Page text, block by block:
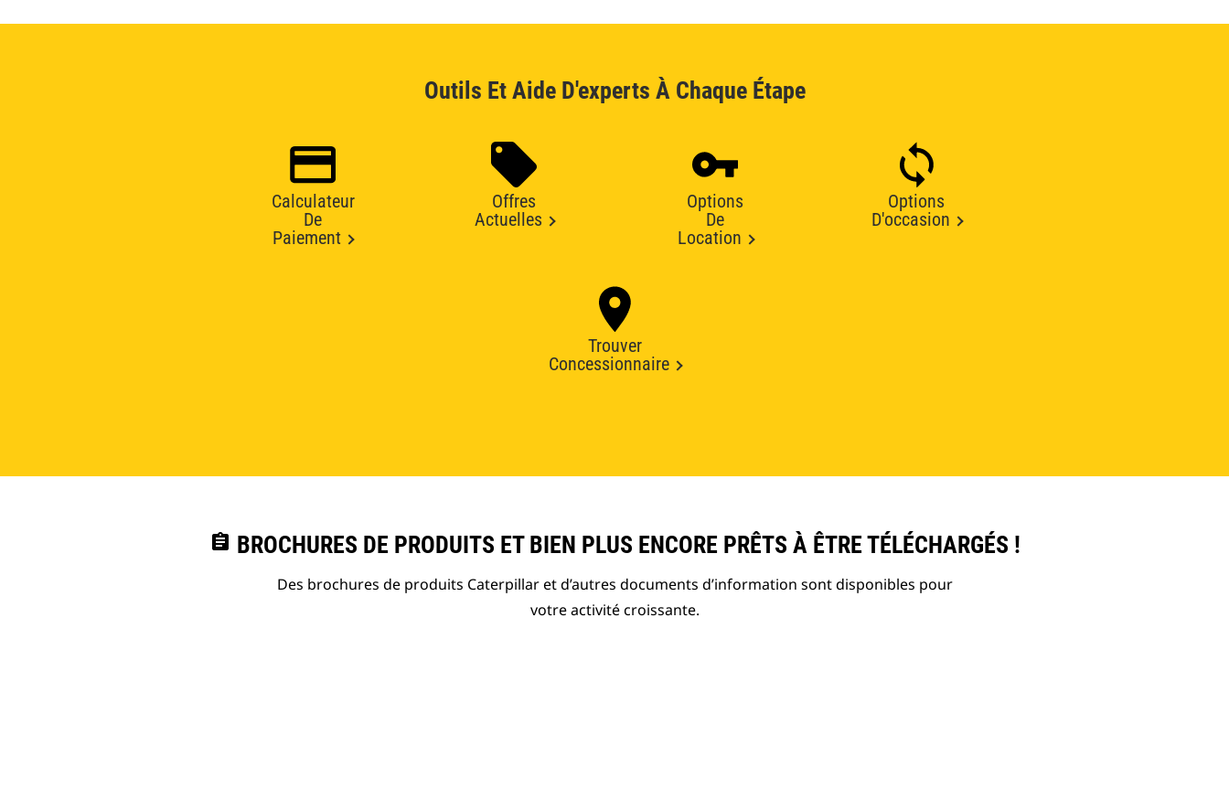
Outils Et Aide D'experts À Chaque Étape
Calculateur
De
Paiement
Offres
Actuelles
Options
De
Location
Options
D'occasion
Trouver
Concessionnaire
assignment BROCHURES DE PRODUITS ET BIEN PLUS ENCORE PRÊTS À ÊTRE TÉLÉCHARGÉS !
Des brochures de produits Caterpillar et d’autres documents d’information sont disponibles pour
votre activité croissante.